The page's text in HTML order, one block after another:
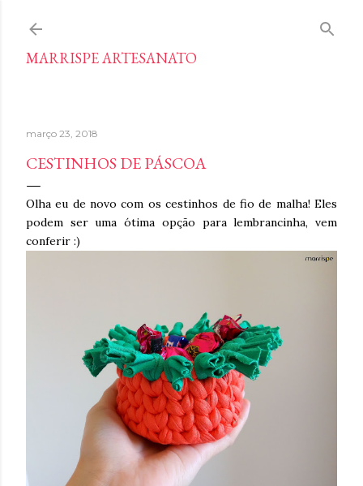
MARRISPE ARTESANATO
março 23, 2018
CESTINHOS DE PÁSCOA
Olha eu de novo com os cestinhos de fio de malha! Eles
podem ser uma ótima opção para lembrancinha, vem
conferir :)